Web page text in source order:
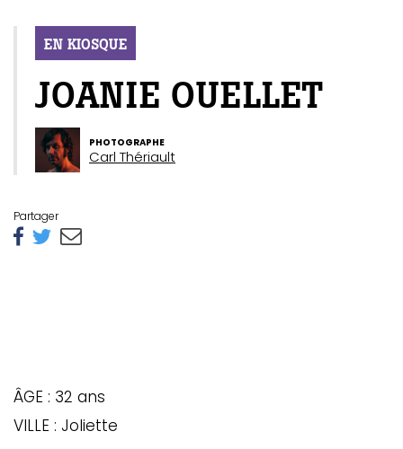
EN KIOSQUE
JOANIE OUELLET
PHOTOGRAPHE
Carl Thériault
Partager
ÂGE : 32 ans
VILLE : Joliette